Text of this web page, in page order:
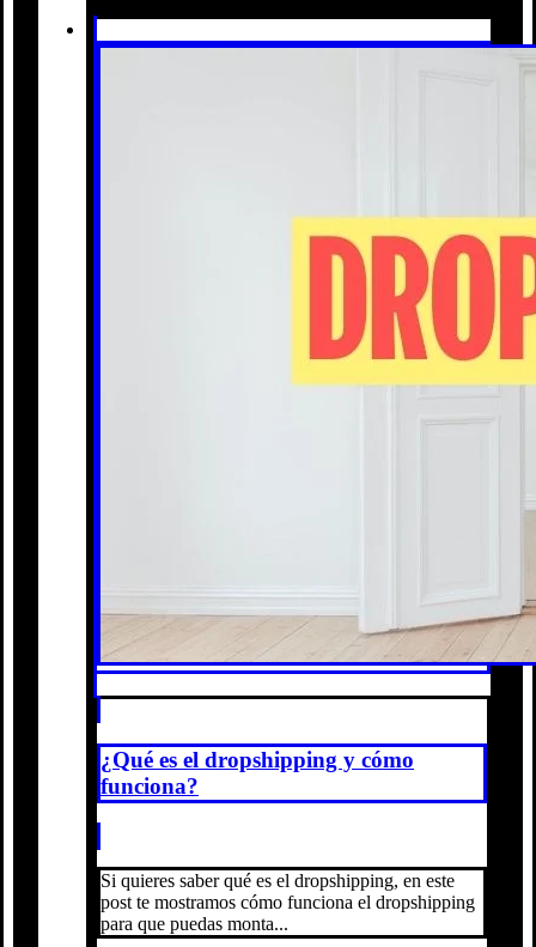
¿Qué es el dropshipping y cómo
funciona?
Si quieres saber qué es el dropshipping, en este
post te mostramos cómo funciona el dropshipping
para que puedas monta...